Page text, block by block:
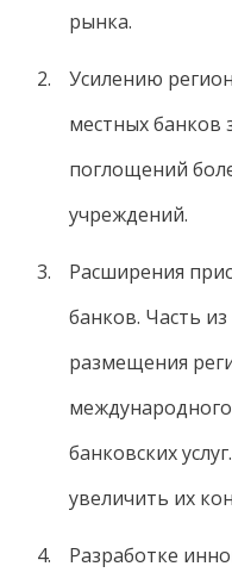
рынка.
Усилению
местных банков
поглощений
учреждений.
Расширения
банков. Часть
размещения
банковских
увеличить их
Разработке